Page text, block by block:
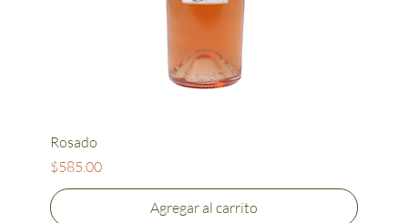
Rosado
Precio
$585.00
Agregar al carrito